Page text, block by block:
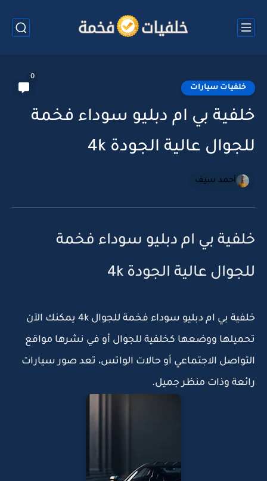
خلفيات سيارات
0
خلفية بي ام دبليو سوداء فخمة
للجوال عالية الجودة 4k
أحمد سيف
خلفية بي ام دبليو سوداء فخمة
للجوال عالية الجودة 4k
خلفية بي ام دبليو سوداء فخمة للجوال 4k يمكنك الآن
تحميلها ووضعها كخلفية للجوال أو في نشرها مواقع
التواصل الاجتماعي أو حالات الواتس، تعد صور سيارات
رائعة وذات منظر جميل.